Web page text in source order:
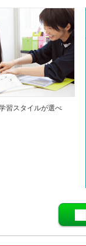
習スタイルが選べ